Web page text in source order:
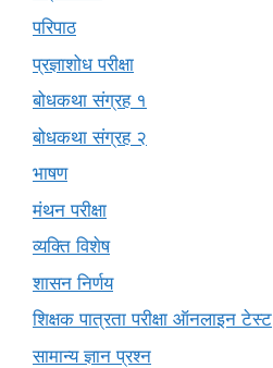
परिपाठ
प्रज्ञाशोध परीक्षा
बोधकथा संग्रह १
बोधकथा संग्रह २
भाषण
मंथन परीक्षा
व्यक्ति विशेष
शासन निर्णय
शिक्षक पात्रता परीक्षा ऑनलाइन टेस्ट
सामान्य ज्ञान प्रश्न